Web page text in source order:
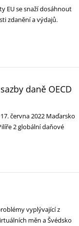
EU se snaží dosáhnout
zdanění a výdajů.
daně OECD
června 2022 Maďarsko
2 globální daňové
vyplývající z
měn a Švédsko